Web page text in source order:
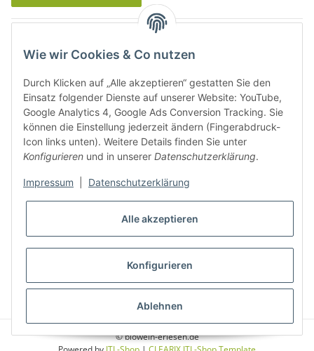
Wie wir Cookies & Co nutzen
Durch Klicken auf „Alle akzeptieren“ gestatten Sie den
Einsatz folgender Dienste auf unserer Website: YouTube,
Google Analytics 4, Google Ads Conversion Tracking. Sie
können die Einstellung jederzeit ändern (Fingerabdruck-
Icon links unten). Weitere Details finden Sie unter
Konfigurieren und in unserer Datenschutzerklärung.
Impressum Datenschutzerklärung
Alle akzeptieren
Konfigurieren
Ablehnen
Weinbauregionen und Weinbaugebiete in Österreich
Weiße Rebsorten
Rote Rebsorten
* Alle Preise inkl. gesetzlicher USt., zzgl.Versand
© biowein-erlesen.de